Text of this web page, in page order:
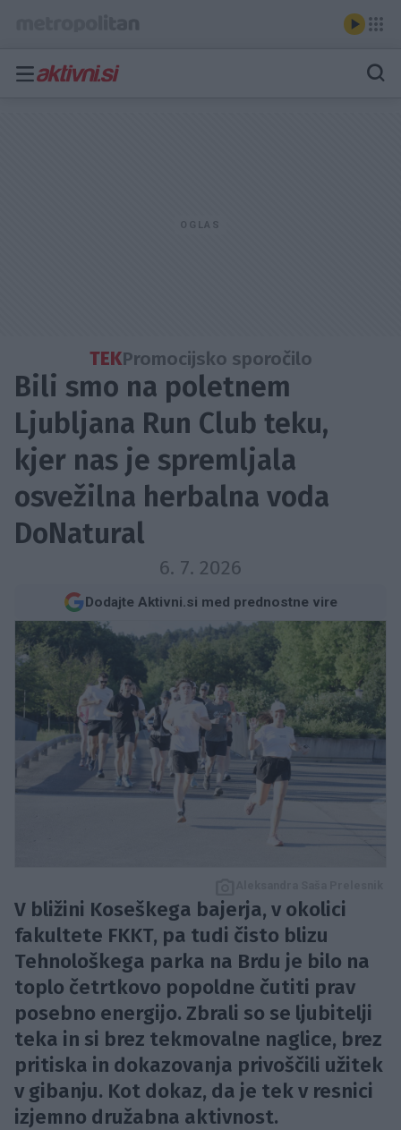
TEKPromocijsko sporočilo
Bili smo na poletnem
Ljubljana Run Club teku,
kjer nas je spremljala
osvežilna herbalna voda
DoNatural
6. 7. 2026
Dodajte Aktivni.si med prednostne vire
V bližini Koseškega bajerja, v okolici
fakultete FKKT, pa tudi čisto blizu
Tehnološkega parka na Brdu je bilo na
toplo četrtkovo popoldne čutiti prav
posebno energijo. Zbrali so se ljubitelji
teka in si brez tekmovalne naglice, brez
pritiska in dokazovanja privoščili užitek
v gibanju. Kot dokaz, da je tek v resnici
izjemno družabna aktivnost.